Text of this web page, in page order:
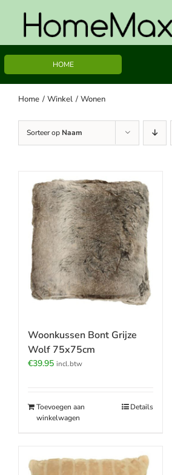
HOME
Home Winkel Wonen
Sorteer op Naam
Woonkussen Bont Grijze
Wolf 75x75cm
€39.95 incl.btw
Toevoegen aan
winkelwagen
Details